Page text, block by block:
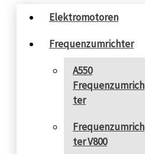
Elektromotoren
Frequenzumrichter
A550
Frequenzumrich
ter
Frequenzumrich
ter V800